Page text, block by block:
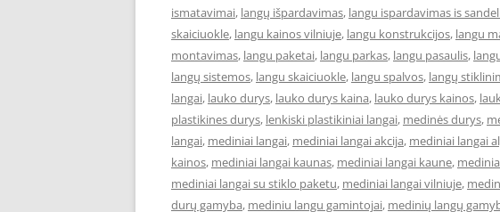
ismatavimai, langų išpardavimas, langu ispardavimas is
skaiciuokle, langu kainos vilniuje, langu konstrukcijos, langu
montavimas, langu paketai, langu parkas, langu pasaulis,
langų sistemos, langu skaiciuokle, langu spalvos, langų
langai, lauko durys, lauko durys kaina, lauko durys kainos,
plastikines durys, lenkiski plastikiniai langai, medinės durys,
langai, mediniai langai, mediniai langai akcija, mediniai langai
kainos, mediniai langai kaunas, mediniai langai kaune,
mediniai langai su stiklo paketu, mediniai langai vilniuje,
durų gamyba, mediniu langu gamintojai, medinių langų